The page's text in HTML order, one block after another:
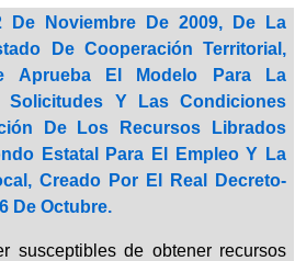
De Noviembre De 2009, De La
De Cooperación Territorial,
Aprueba El Modelo Para La
Solicitudes Y Las Condiciones
De Los Recursos Librados
Estatal Para El Empleo Y La
Creado Por El Real Decreto-
De Octubre.
susceptibles de obtener recursos